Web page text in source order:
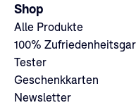
Shop
Alle Produkte
100%
Tester
Geschenkkarten
Newsletter